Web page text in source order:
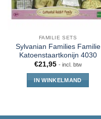
FAMILIE SETS
Sylvanian Families Familie
Katoenstaartkonijn 4030
€21,95 - incl. btw
IN WINKELMAND